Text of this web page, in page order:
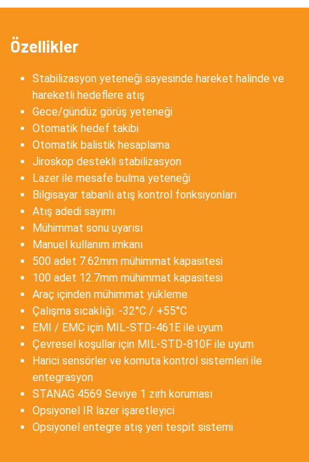
Özellikler
Stabilizasyon yeteneği sayesinde hareket halinde ve
hareketli hedeflere atış
Gece/gündüz görüş yeteneği
Otomatik hedef takibi
Otomatik balistik hesaplama
Jiroskop destekli stabilizasyon
Lazer ile mesafe bulma yeteneği
Bilgisayar tabanlı atış kontrol fonksiyonları
Atış adedi sayımı
Mühimmat sonu uyarısı
Manuel kullanım imkanı
500 adet 7.62mm mühimmat kapasitesi
100 adet 12.7mm mühimmat kapasitesi
Araç içinden mühimmat yükleme
Çalışma sıcaklığı: -32°C / +55°C
EMI / EMC için MIL-STD-461E ile uyum
Çevresel koşullar için MIL-STD-810F ile uyum
Harici sensörler ve komuta kontrol sistemleri ile
entegrasyon
STANAG 4569 Seviye 1 zırh koruması
Opsiyonel IR lazer işaretleyici
Opsiyonel entegre atış yeri tespit sistemi